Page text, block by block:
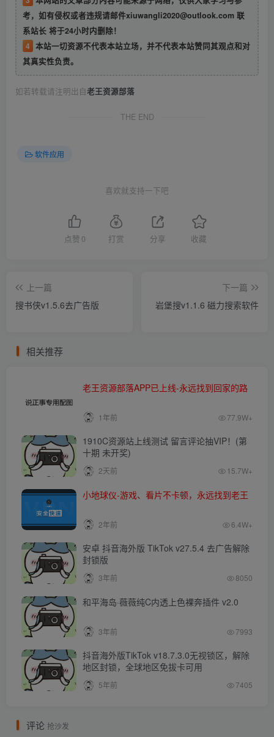
考，如有侵权或者违规请邮件xiuwangli2020@outlook.com 联
系站长 将于24小时内删除！
4 本站一切资源不代表本站立场，并不代表本站赞同其观点和对
其真实性负责。
如若转载请注明出自老王资源部落
THE END
软件应用
喜欢就支持一下吧
点赞 0 打赏 分享 收藏
上一篇
搜书侠v1.5.6去广告版
下一篇
岩堡搜v1.1.6 磁力搜索软件
相关推荐
老王资源部落APP已上线-永远找到回家的路
1年前 77.9W+
1910C资源站上线测试 留言评论抽VIP！(第
十期 未开奖)
2天前 15.7W+
小地球仪-游戏、看片不卡顿，永远找到老王
2年前 6.4W+
安卓 抖音海外版 TikTok v27.5.4 去广告解除
封锁版
3年前 8050
和平海岛·薇薇纯C内透上色裸奔插件 v2.0
3年前 7993
抖音海外版TikTok v18.7.3.0无视锁区，解除
地区封锁，全球地区免拔卡可用
5年前 7405
评论 抢沙发